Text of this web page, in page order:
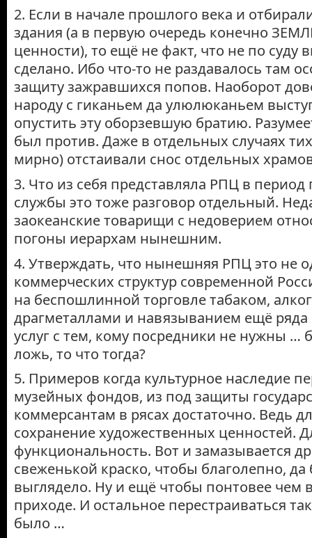
2. Если в начале прошлого века и
здания (а в первую очередь конечно
ценности), то ещё не факт, что не по суду
сделано. Ибо что-то не раздавалось там
защиту зажравшихся попов. Наоборот
народу с гиканьем да улюлюканьем
опустить эту оборзевшую братию.
был против. Даже в отдельных случаях
мирно) отстаивали снос отдельных
3. Что из себя представляла РПЦ в период
службы это тоже разговор отдельный.
заокеанские товарищи с недоверием
погоны иерархам нынешним.
4. Утверждать, что нынешняя РПЦ это не
коммерческих структур современной
на беспошлинной торговле табаком,
драгметаллами и навязыванием ещё ряда
услуг с тем, кому посредники не нужны …
ложь, то что тогда?
5. Примеров когда культурное наследие
музейных фондов, из под защиты
коммерсантам в рясах достаточно. Ведь
сохранение художественных ценностей.
функциональность. Вот и замазывается
свеженькой краско, чтобы благолепно,
выглядело. Ну и ещё чтобы понтовее чем
приходе. И остальное перестраиваться
было …